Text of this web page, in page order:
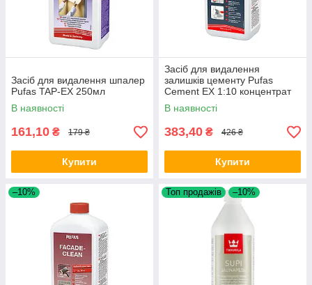
Засіб для видалення шпалер
Pufas TAP-EX 250мл
В наявності
161,10 ₴ 179 ₴
Купити
Засіб для видалення
залишків цементу Pufas
Cement EX 1:10 концентрат
1л
В наявності
383,40 ₴ 426 ₴
Купити
–10% Топ продажів –10%